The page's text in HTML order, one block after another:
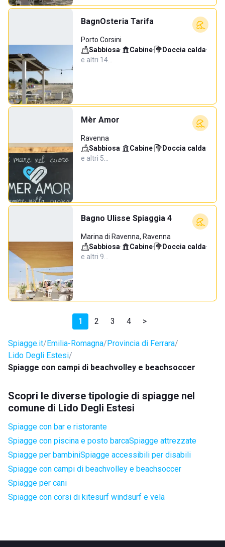
BagnOsteria Tarifa
Porto Corsini
Sabbiosa· Cabine· Doccia calda·
e altri 14…
Mèr Amor
Ravenna
Sabbiosa· Cabine· Doccia calda·
e altri 5…
Bagno Ulisse Spiaggia 4
Marina di Ravenna, Ravenna
Sabbiosa· Cabine· Doccia calda·
e altri 9…
1 2 3 4 >
Spiagge.it Emilia-Romagna Provincia di Ferrara
Lido Degli Estesi
Spiagge con campi di beachvolley e beachsoccer
Scopri le diverse tipologie di spiagge nel
comune di Lido Degli Estesi
Spiagge con bar e ristorante
Spiagge con piscina e posto barcaSpiagge attrezzate
Spiagge per bambiniSpiagge accessibili per disabili
Spiagge con campi di beachvolley e beachsoccer
Spiagge per cani
Spiagge con corsi di kitesurf windsurf e vela